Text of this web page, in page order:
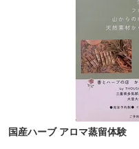
国産ハーブ アロマ蒸留体験